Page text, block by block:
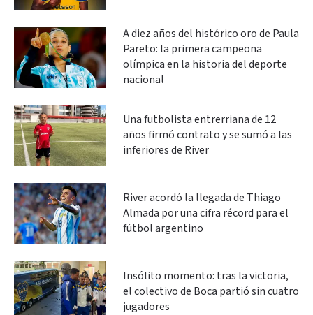
A diez años del histórico oro de Paula
Pareto: la primera campeona
olímpica en la historia del deporte
nacional
Una futbolista entrerriana de 12
años firmó contrato y se sumó a las
inferiores de River
River acordó la llegada de Thiago
Almada por una cifra récord para el
fútbol argentino
Insólito momento: tras la victoria,
el colectivo de Boca partió sin cuatro
jugadores